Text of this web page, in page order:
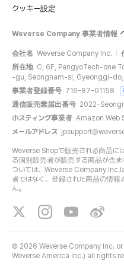
クッキー設定
Weverse Company 事業者情報
会社名 Weverse Company Inc.
所在地 C, 6F, PangyoTech-one
-gu, Seongnam-si, Gyeonggi-do,
事業者登録番号 716-87-01158
通信販売業届出番号 2022-
ホスティング事業者 Amazon Web
メールアドレス
Weverse Shopで販売される商品に
る個別販売者が販売する商品が含
ついては、Weverse Company Inc.
者ではなく、登録された商品の情
ん。
© 2026 Weverse Company Inc.
Weverse America Inc.) all rights